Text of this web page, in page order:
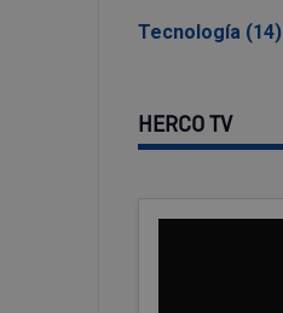
Tecnología (14)
HERCO TV